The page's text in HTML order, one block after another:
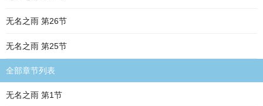
无名之雨 第26节
无名之雨 第25节
全部章节列表
无名之雨 第1节